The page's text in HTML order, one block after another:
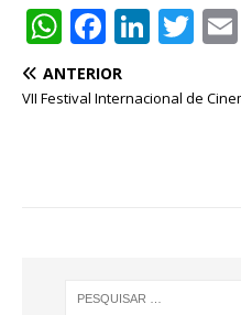
W
h
at
F
a
c
Li
k
T
it
ANTERIOR
VII Festival Internacional de